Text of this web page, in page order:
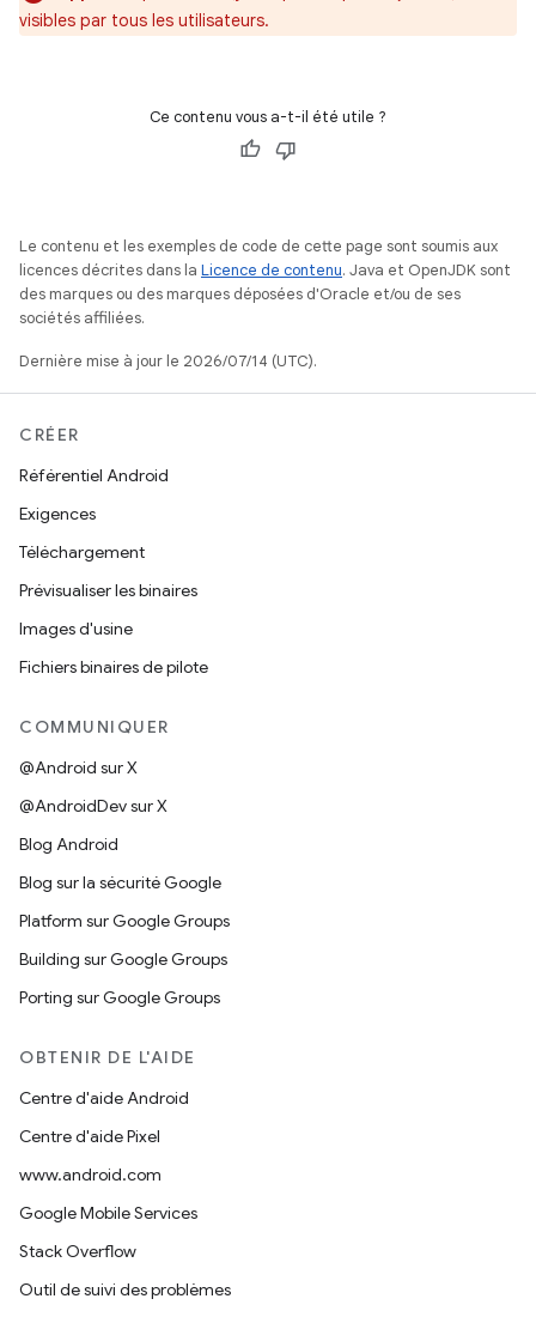
visibles par tous les utilisateurs.
Ce contenu vous a-t-il été utile ?
Le contenu et les exemples de code de cette page sont soumis aux
licences décrites dans la Licence de contenu. Java et OpenJDK sont
des marques ou des marques déposées d'Oracle et/ou de ses
sociétés affiliées.
Dernière mise à jour le 2026/07/14 (UTC).
CRÉER
Référentiel Android
Exigences
Téléchargement
Prévisualiser les binaires
Images d'usine
Fichiers binaires de pilote
COMMUNIQUER
@Android sur X
@AndroidDev sur X
Blog Android
Blog sur la sécurité Google
Platform sur Google Groups
Building sur Google Groups
Porting sur Google Groups
OBTENIR DE L'AIDE
Centre d'aide Android
Centre d'aide Pixel
www.android.com
Google Mobile Services
Stack Overflow
Outil de suivi des problèmes